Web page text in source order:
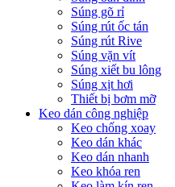
Súng gõ rỉ
Súng rút ốc tán
Súng rút Rive
Súng vặn vít
Súng xiết bu lông
Súng xịt hơi
Thiết bị bơm mỡ
Keo dán công nghiệp
Keo chống xoay
Keo dán khác
Keo dán nhanh
Keo khóa ren